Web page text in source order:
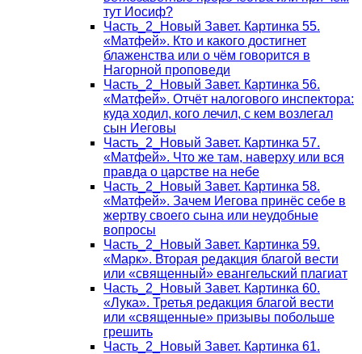
тут Иосиф?
Часть_2_Новый Завет. Картинка 55.
«Матфей». Кто и какого достигнет
блаженства или о чём говорится в
Нагорной проповеди
Часть_2_Новый Завет. Картинка 56.
«Матфей». Отчёт налогового инспектора:
куда ходил, кого лечил, с кем возлегал
сын Иеговы
Часть_2_Новый Завет. Картинка 57.
«Матфей». Что же там, наверху или вся
правда о царстве на небе
Часть_2_Новый Завет. Картинка 58.
«Матфей». Зачем Иегова принёс себе в
жертву своего сына или неудобные
вопросы
Часть_2_Новый Завет. Картинка 59.
«Марк». Вторая редакция благой вести
или «священный» евангельский плагиат
Часть_2_Новый Завет. Картинка 60.
«Лука». Третья редакция благой вести
или «священные» призывы побольше
грешить
Часть_2_Новый Завет. Картинка 61.